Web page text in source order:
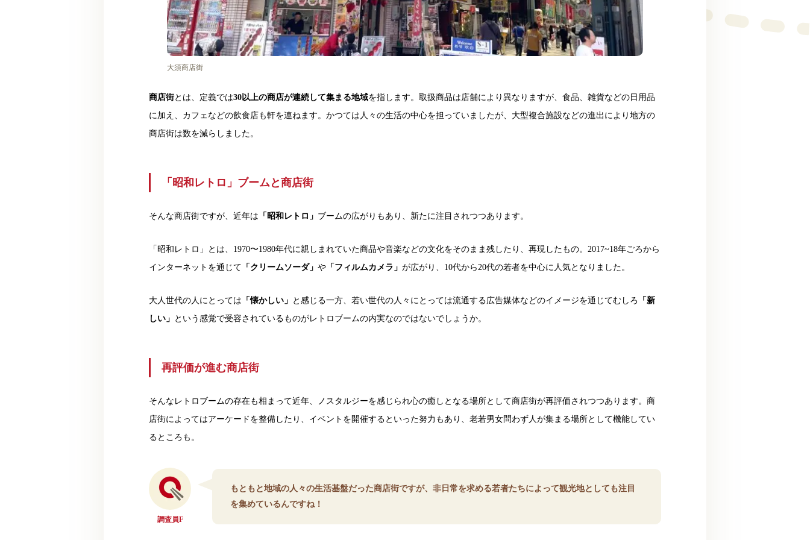
大須商店街
商店街とは、定義では30以上の商店が連続して集まる地域を指します。取扱商品は店舗により異なりますが、食品、雑貨などの日用品
に加え、カフェなどの飲食店も軒を連ねます。かつては人々の生活の中心を担っていましたが、大型複合施設などの進出により地方の
商店街は数を減らしました。
「昭和レトロ」ブームと商店街
そんな商店街ですが、近年は 「昭和レトロ」 ブームの広がりもあり、新たに注目されつつあります。
「昭和レトロ」とは、1970〜1980年代に親しまれていた商品や音楽などの文化をそのまま残したり、再現したもの。2017~18年ごろから
インターネットを通じて 「クリームソーダ」 や 「フィルムカメラ」 が広がり、10代から20代の若者を中心に人気となりました。
大人世代の人にとっては 「懐かしい」 と感じる一方、若い世代の人々にとっては流通する広告媒体などのイメージを通じてむしろ
「新
しい」 という感覚で受容されているものがレトロブームの内実なのではないでしょうか。
再評価が進む商店街
そんなレトロブームの存在も相まって近年、ノスタルジーを感じられ心の癒しとなる場所として商店街が再評価されつつあります。商
店街によってはアーケードを整備したり、イベントを開催するといった努力もあり、老若男女問わず人が集まる場所として機能してい
るところも。
調査員F
もともと地域の人々の生活基盤だった商店街ですが、非日常を求める若者たちによって観光地としても注目
を集めているんですね！